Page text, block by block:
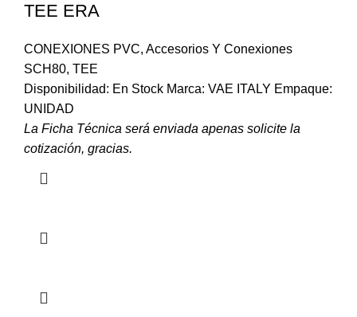
TEE ERA
CONEXIONES PVC, Accesorios Y Conexiones
SCH80, TEE
Disponibilidad: En Stock Marca: VAE ITALY Empaque:
UNIDAD
La Ficha Técnica será enviada apenas solicite la
cotización, gracias.